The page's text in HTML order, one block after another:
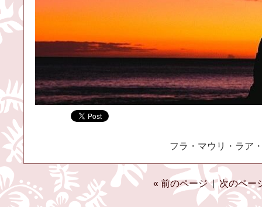
フラ・マウリ・ラア
« 前のページ|次のペー